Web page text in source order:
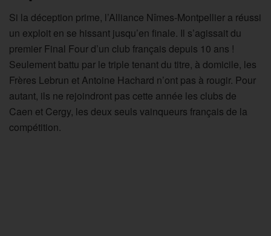
Si la déception prime, l’Alliance Nîmes-Montpellier a réussi
un exploit en se hissant jusqu’en finale. Il s’agissait du
premier Final Four d’un club français depuis 10 ans !
Seulement battu par le triple tenant du titre, à domicile, les
Frères Lebrun et Antoine Hachard n’ont pas à rougir. Pour
autant, ils ne rejoindront pas cette année les clubs de
Caen et Cergy, les deux seuls vainqueurs français de la
compétition.